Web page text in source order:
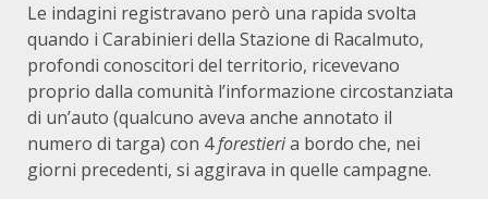
Le indagini registravano però una rapida svolta
quando i Carabinieri della Stazione di Racalmuto,
profondi conoscitori del territorio, ricevevano
proprio dalla comunità l’informazione circostanziata
di un’auto (qualcuno aveva anche annotato il
numero di targa) con 4forestieria bordo che, nei
giorni precedenti, si aggirava in quelle campagne.